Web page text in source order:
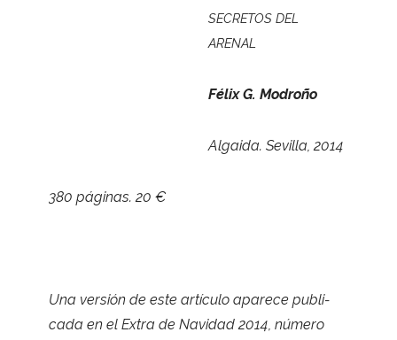
SECRETOS DEL
ARENAL
Félix G. Modroño
Algaida. Sevi­lla, 2014
380 pági­nas. 20 €
Una ver­sión de este artículo apa­rece publi­
cada en el Extra de Navi­dad 2014, número